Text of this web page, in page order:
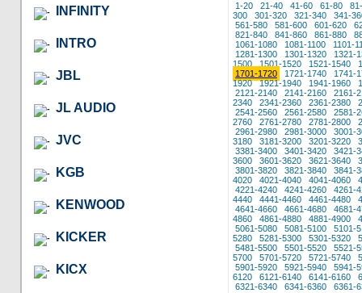
INFINITY
INTRO
JBL
JL AUDIO
JVC
KGB
KENWOOD
KICKER
KICX
1-20 21-40 41-60 61-80
300
301-320 321-340
341-
561-580
581-600 601-620
821-840
841-860 861-880
1061-1080
1081-1100
1101-
1281-1300
1301-1320
1321-
1500
1501-1520 1521-1540
1701-1720
1721-1740
1741-
1920
1921-1940 1941-1960
2121-2140
2141-2160
2161-
2340
2341-2360 2361-2380
2541-2560
2561-2580
2581-
2760
2761-2780 2781-2800
2961-2980
2981-3000
3001-
3180
3181-3200 3201-3220
3381-3400
3401-3420
3421-
3600
3601-3620 3621-3640
3801-3820
3821-3840
3841-
4020
4021-4040 4041-4060
4221-4240
4241-4260
4261-
4440
4441-4460 4461-4480
4641-4660
4661-4680
4681-
4860
4861-4880 4881-4900
5061-5080
5081-5100
5101-
5280
5281-5300 5301-5320
5481-5500
5501-5520
5521-
5700
5701-5720 5721-5740
5901-5920
5921-5940
5941-
6120
6121-6140 6141-6160
6321-6340
6341-6360
6361-